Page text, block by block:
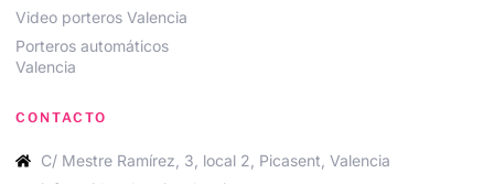
Video porteros Valencia
Porteros automáticos
Valencia
CONTACTO
C/ Mestre Ramírez, 3, local 2, Picasent, Valencia